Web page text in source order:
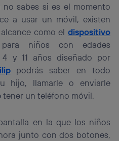
sabes si es el momento
a usar un móvil, existen
como el dispositivo
niños con edades
y 11 años diseñado por
podrás saber en todo
hijo, llamarle o enviarle
tener un teléfono móvil.
en la que los niños
junto con dos botones,